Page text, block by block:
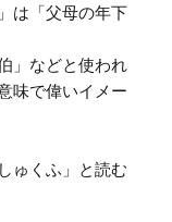
は「父母の年下
」などと使われ
味で偉いイメー
ゅくふ」と読む